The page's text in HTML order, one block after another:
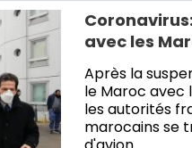
avec les
Après la
le Maroc avec
les autorités
marocains se